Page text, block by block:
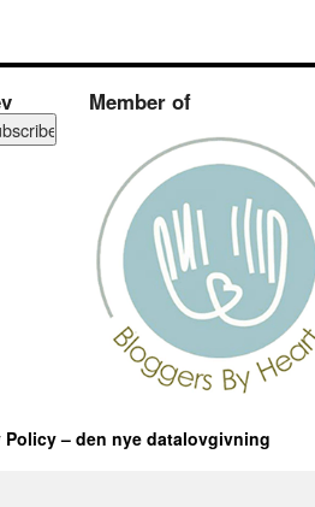
Member of
Policy – den nye datalovgivning